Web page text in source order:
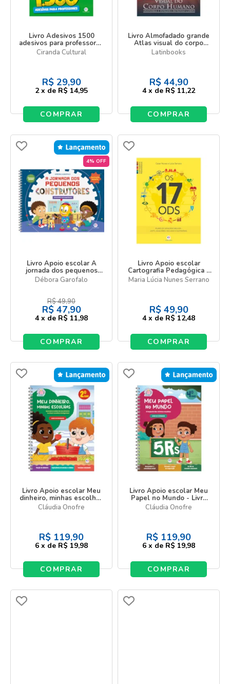
Livro Adesivos 1500
adesivos para professores
- Turma da Mônica
Ciranda Cultural
R$ 29,90
2 x de R$ 14,95
COMPRAR
Livro Almofadado grande
Atlas visual do corpo
humano
Latinbooks
R$ 44,90
4 x de R$ 11,22
COMPRAR
4% OFF
Livro Apoio escolar A
jornada dos pequenos
construtores - Kit com
livro + jogo desplugado
Débora Garofalo
R$49,90
R$ 47,90
4 x de R$ 11,98
COMPRAR
Livro Apoio escolar
Cartografia Pedagógica -
Os 17 ODS - Pilares de
um mundo melhor
Maria Lúcia Nunes Serrano
R$ 49,90
4 x de R$ 12,48
COMPRAR
Livro Apoio escolar Meu
dinheiro, minhas escolhas
- Livro do Estudante - 2
ano
Cláudia Onofre
R$ 119,90
6 x de R$ 19,98
COMPRAR
Livro Apoio escolar Meu
Papel no Mundo - Livro
do Estudante - 4 ano
Cláudia Onofre
R$ 119,90
6 x de R$ 19,98
COMPRAR